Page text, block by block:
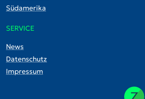
Südamerika
SERVICE
News
Datenschutz
Impressum